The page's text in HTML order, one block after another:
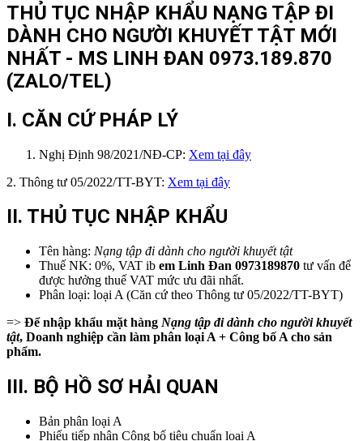
THỦ TỤC NHẬP KHẨU NẠNG TẬP ĐI
DÀNH CHO NGƯỜI KHUYẾT TẬT MỚI
NHẤT - MS LINH ĐAN 0973.189.870
(ZALO/TEL)
I. CĂN CỨ PHÁP LÝ
Nghị Định 98/2021/NĐ-CP: Xem tại đây
2. Thông tư 05/2022/TT-BYT: Xem tại đây
II. THỦ TỤC NHẬP KHẨU
Tên hàng: Nạng tập đi dành cho người khuyết tật
Thuế NK: 0%, VAT ib em Linh Đan 0973189870 tư vấn để
được hưởng thuế VAT mức ưu đãi nhất.
Phân loại: loại A (Căn cứ theo Thông tư 05/2022/TT-BYT)
=> Để nhập khẩu mặt hàng Nạng tập đidành cho người khuyết
tật, Doanh nghiệp cần làm phân loại A + Công bố A cho sản
phẩm.
III. BỘ HỒ SƠ HẢI QUAN
Bản phân loại A
Phiếu tiếp nhận Công bố tiêu chuẩn loại A